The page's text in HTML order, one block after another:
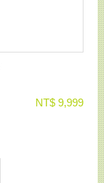
NT$ 9,999